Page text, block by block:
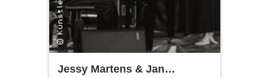
Jessy Martens & Jan